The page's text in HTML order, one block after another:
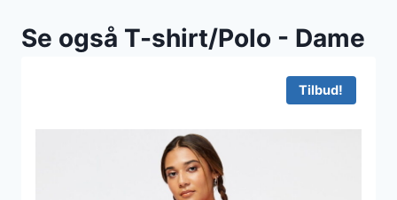
Se også T-shirt/Polo - Dame
Tilbud!